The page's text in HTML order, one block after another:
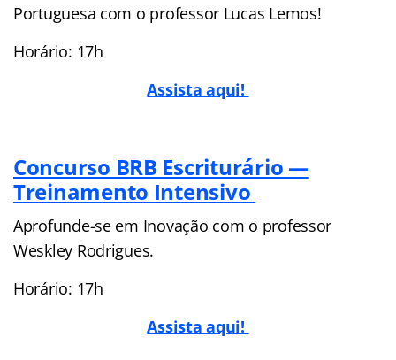
Portuguesa com o professor Lucas Lemos!
Horário: 17h
Assista aqui!
Concurso BRB Escriturário —
Treinamento Intensivo
Aprofunde-se em Inovação com o professor
Weskley Rodrigues.
Horário: 17h
Assista aqui!